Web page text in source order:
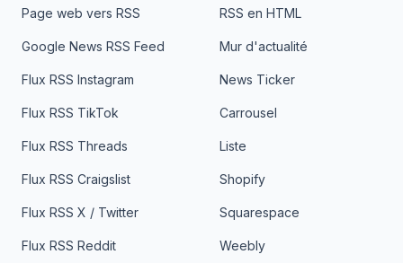
Page web vers RSS
Google News RSS Feed
Flux RSS Instagram
Flux RSS TikTok
Flux RSS Threads
Flux RSS Craigslist
Flux RSS X / Twitter
Flux RSS Reddit
RSS en HTML
Mur d'actualité
News Ticker
Carrousel
Liste
Shopify
Squarespace
Weebly